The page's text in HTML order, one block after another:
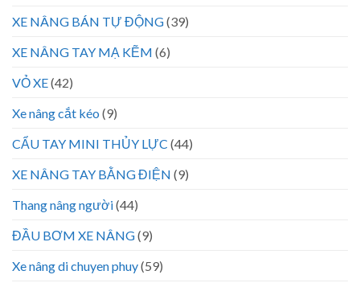
XE NÂNG BÁN TỰ ĐỘNG(39)
XE NÂNG TAY MẠ KẼM (6)
VỎ XE(42)
Xe nâng cắt kéo (9)
CẨU TAY MINI THỦY LỰC (44)
XE NÂNG TAY BẰNG ĐIỆN (9)
Thang nâng người(44)
ĐẦU BƠM XE NÂNG(9)
Xe nâng di chuyen phuy(59)